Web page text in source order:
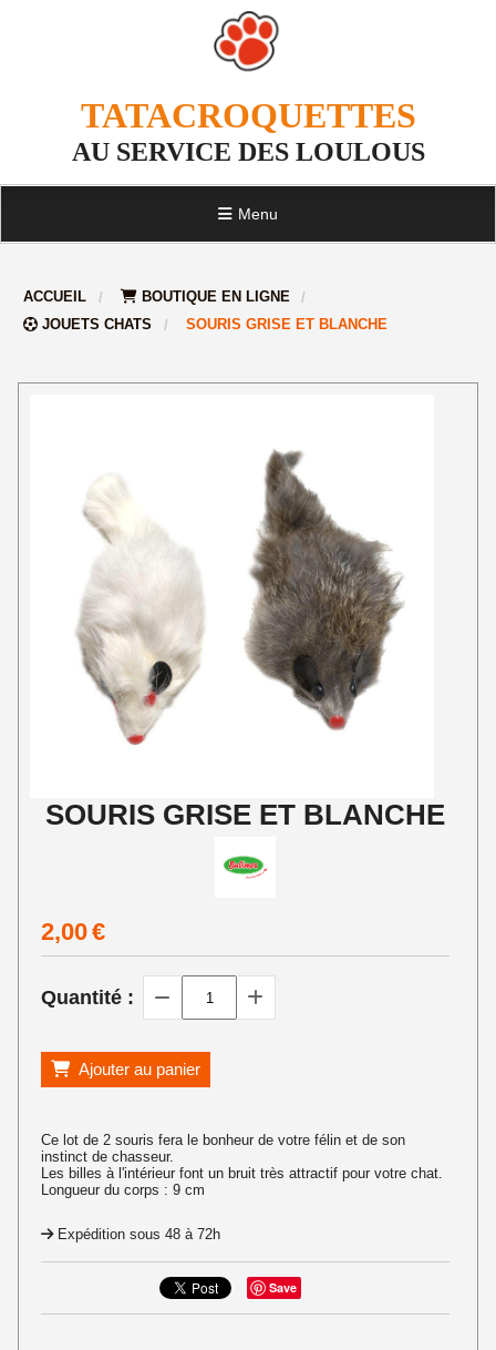
TATACROQUETTES
AU SERVICE DES LOULOUS
Menu
ACCUEIL
BOUTIQUE EN LIGNE
JOUETS CHATS
SOURIS GRISE ET BLANCHE
SOURIS GRISE ET BLANCHE
2,00€
Quantité :
Ajouter au panier
Ce lot de 2 souris fera le bonheur de votre félin et de son
instinct de chasseur.
Les billes à l'intérieur font un bruit très attractif pour votre chat.
Longueur du corps : 9 cm
Expédition sous 48 à 72h
Save